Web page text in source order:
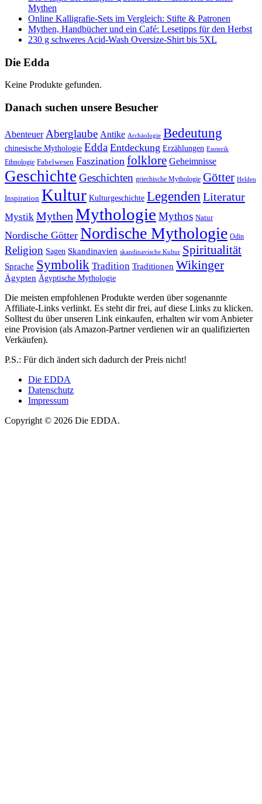
Mythen
Online Kalligrafie‑Sets im Vergleich: Stifte & Patronen
Mythen, Handbücher und ein Café: Lesetipps für den Herbst
230 g schweres Acid-Wash Oversize-Shirt bis 5XL
Die Edda
Keine Produkte gefunden.
Danach suchen unsere Besucher
Abenteuer Aberglaube Antike Archäologie Bedeutung
chinesische Mythologie Edda Entdeckung Erzählungen Esoterik
Ethnologie Fabelwesen Faszination folklore Geheimnisse
Geschichte Geschichten griechische Mythologie Götter Helden
Inspiration Kultur Kulturgeschichte Legenden Literatur
Mystik Mythen Mythologie Mythos Natur
Nordische Götter Nordische Mythologie Odin
Religion Sagen Skandinavien skandinavische Kultur Spiritualität
Sprache Symbolik Tradition Traditionen Wikinger
Ägypten Ägyptische Mythologie
Die meisten empfohlenen Produkte werden über sogenannte
Affiliate-Links verlinkt. Es steht dir frei, auf diese Links zu klicken.
Solltest du über unseren Link einkaufen, erhalten wir vom Anbieter
eine Provision (als Amazon-Partner verdienen wir an qualifizierten
Verkäufen).
P.S.: Für dich ändert sich dadurch der Preis nicht!
Die EDDA
Datenschutz
Impressum
Copyright © 2026 Die EDDA.